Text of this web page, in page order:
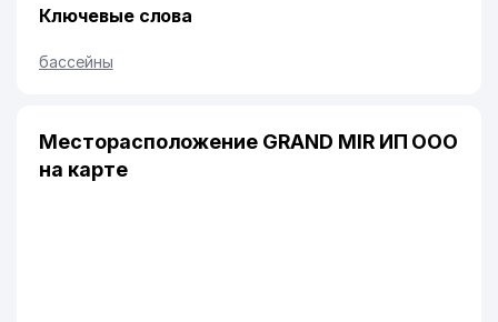
Ключевые слова
бассейны
Месторасположение GRAND MIR ИП ООО
на карте